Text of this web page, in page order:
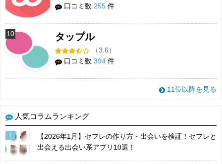
口コミ数 255 件
10 タップル
（3.6）
口コミ数 394 件
11位以降を見る
人気コラムランキング
1
【2026年1月】セフレの作り方・出会いを検証！セフレと
出会える出会い系アプリ10選！